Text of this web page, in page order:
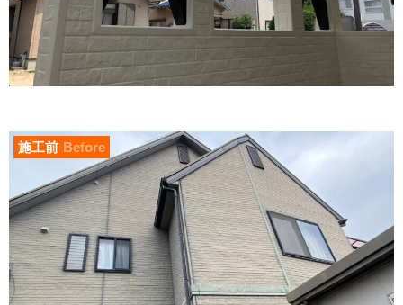
施工前 Before